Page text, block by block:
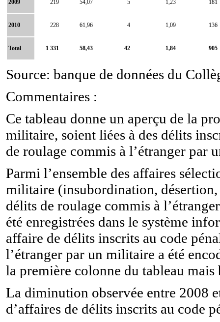
2009 219 54,07 5 1,23 181
2010 228 61,96 4 1,09 136
Total 1 331 58,43 42 1,84 905
Source: banque de données du
Commentaires :
Ce tableau donne un aperçu de la
militaire, soient liées à des délits
de roulage commis à l’étranger par
Parmi l’ensemble des affaires
militaire (insubordination, désertion,
délits de roulage commis à
été enregistrées dans le système
affaire de délits inscrits au code
l’étranger par un militaire a été
la première colonne du tableau mais
La diminution observée entre 2008
d’affaires de délits inscrits au code